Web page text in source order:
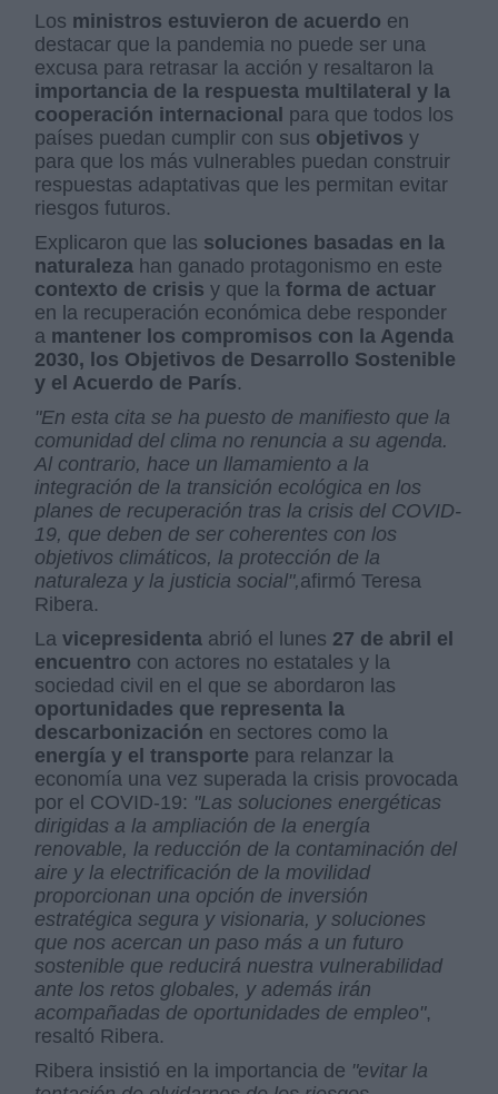
Los ministros estuvieron de acuerdo en
destacar que la pandemia no puede ser una
excusa para retrasar la acción y resaltaron la
importancia de la respuesta multilateral y la
cooperación internacional para que todos los
países puedan cumplir con sus objetivosy
para que los más vulnerables puedan construir
respuestas adaptativas que les permitan evitar
riesgos futuros.
Explicaron que las soluciones basadas en la
naturaleza han ganado protagonismo en este
contexto de crisisy que laforma de actuar
en la recuperación económica debe responder
a mantener los compromisos con la Agenda
2030, los Objetivos de Desarrollo Sostenible
y el Acuerdo de París.
"En esta cita se ha puesto de manifiesto que la
comunidad del clima no renuncia a su agenda.
Al contrario, hace un llamamiento a la
integración de la transición ecológica en los
planes de recuperación tras la crisis del COVID-
19, que deben de ser coherentes con los
objetivos climáticos, la protección de la
naturaleza y la justicia social",afirmó Teresa
Ribera.
Lavicepresidenta abrió el lunes 27 de abril el
encuentro con actores no estatales y la
sociedad civil en el que se abordaron las
oportunidades que representa la
descarbonización en sectores como la
energía y el transporte para relanzar la
economía una vez superada la crisis provocada
por el COVID-19: "Las soluciones energéticas
dirigidas a la ampliación de la energía
renovable, la reducción de la contaminación del
aire y la electrificación de la movilidad
proporcionan una opción de inversión
estratégica segura y visionaria, y soluciones
que nos acercan un paso más a un futuro
sostenible que reducirá nuestra vulnerabilidad
ante los retos globales, y además irán
acompañadas de oportunidades de empleo",
resaltó Ribera.
Ribera insistió en la importancia de "evitar la